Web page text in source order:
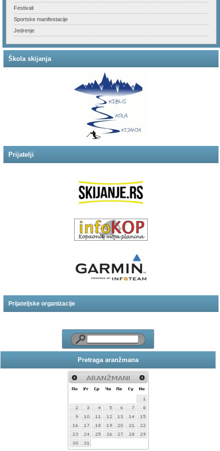
Festivali
Sportske manifestacije
Jedrenje
Škola skijanja
Prijatelji
Prijateljske organizacije
Pretraga aranžmana